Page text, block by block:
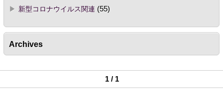
新型コロナウイルス関連 (55)
Archives
1 / 1